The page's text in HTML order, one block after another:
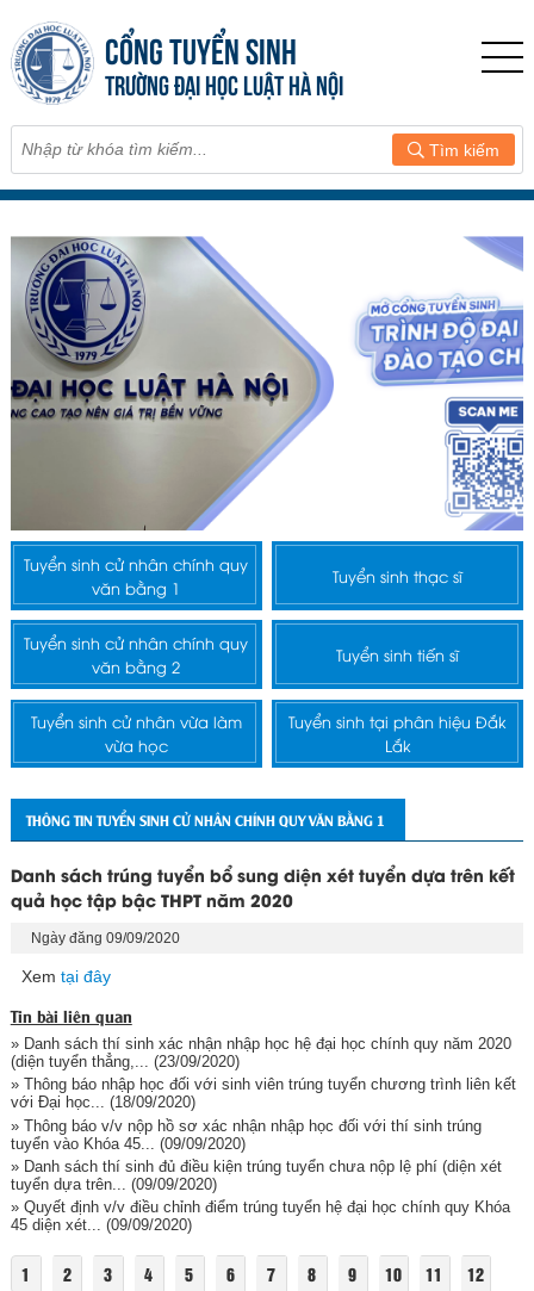
CỔNG TUYỂN SINH
TRƯỜNG ĐẠI HỌC LUẬT HÀ NỘI
Tìm kiếm
Tuyển sinh cử nhân chính quy
văn bằng 1
Tuyển sinh thạc sĩ
Tuyển sinh cử nhân chính quy
văn bằng 2
Tuyển sinh tiến sĩ
Tuyển sinh cử nhân vừa làm
vừa học
Tuyển sinh tại phân hiệu Đắk
Lắk
THÔNG TIN TUYỂN SINH CỬ NHÂN CHÍNH QUY VĂN BẰNG 1
Danh sách trúng tuyển bổ sung diện xét tuyển dựa trên kết
quả học tập bậc THPT năm 2020
Ngày đăng 09/09/2020
Xem tại đây
Tin bài liên quan
» Danh sách thí sinh xác nhận nhập học hệ đại học chính quy năm 2020
(diện tuyển thẳng,...
(23/09/2020)
» Thông báo nhập học đối với sinh viên trúng tuyển chương trình liên kết
với Đại học... (18/09/2020)
» Thông báo v/v nộp hồ sơ xác nhận nhập học đối với thí sinh trúng
tuyển vào Khóa 45...
(09/09/2020)
» Danh sách thí sinh đủ điều kiện trúng tuyển chưa nộp lệ phí (diện xét
tuyển dựa trên... (09/09/2020)
» Quyết định v/v điều chỉnh điểm trúng tuyển hệ đại học chính quy Khóa
45 diện xét... (09/09/2020)
1 2 3 4 5 6 7 8 9 10 11
12